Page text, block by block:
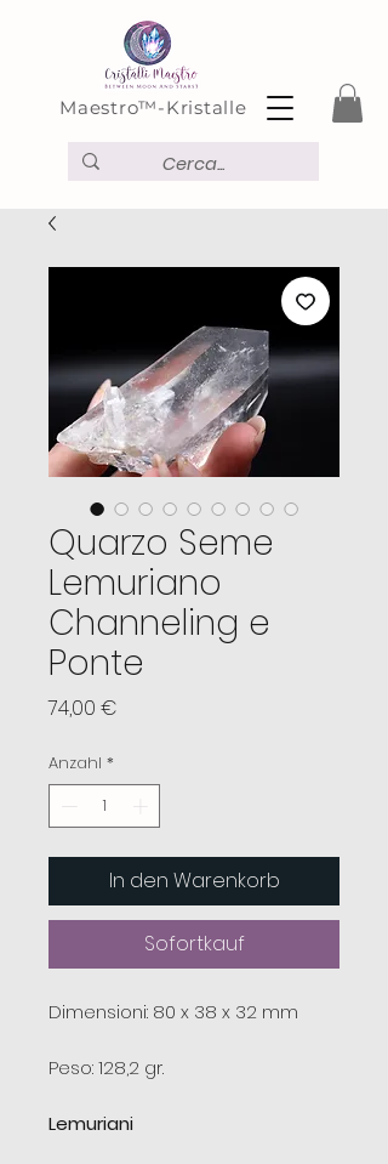
Maestro™-Kristalle
Quarzo Seme
Lemuriano
Channeling e
Ponte
74,00 €
Anzahl *
In den Warenkorb
Sofortkauf
Dimensioni: 80 x 38 x 32 mm
Peso: 128,2 gr.
Lemuriani